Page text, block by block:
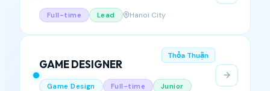
Full-time Lead Hanoi City
GAME DESIGNER
Thỏa Thuận
Game Design Full-time Junior